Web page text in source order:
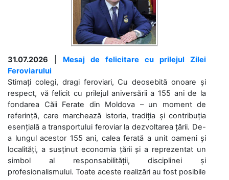
31.07.2026
Mesaj de felicitare cu prilejul Zilei
Feroviarului
Stimați colegi, dragi feroviari, Cu deosebită onoare și
respect, vă felicit cu prilejul aniversării a 155 ani de la
fondarea Căii Ferate din Moldova – un moment de
referință, care marchează istoria, tradiția și contribuția
esențială a transportului feroviar la dezvoltarea țării. De-
a lungul acestor 155 ani, calea ferată a unit oameni și
localități, a susținut economia țării și a reprezentat un
simbol al responsabilității, disciplinei și
profesionalismului. Toate aceste realizări au fost posibile